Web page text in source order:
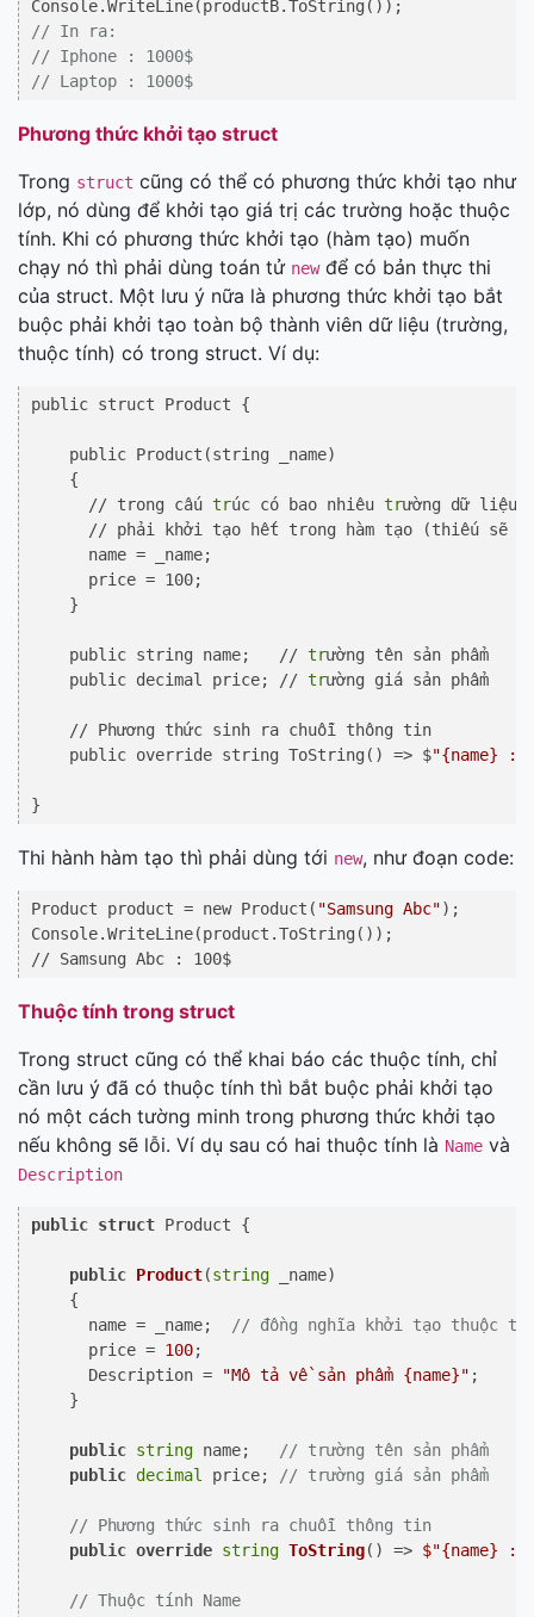
// In ra:
// Iphone : 1000$
// Laptop : 1000$
Phương thức khởi tạo struct
Trong struct cũng có thể có phương thức khởi tạo như
lớp, nó dùng để khởi tạo giá trị các trường hoặc thuộc
tính. Khi có phương thức khởi tạo (hàm tạo) muốn
chạy nó thì phải dùng toán tử newđể có bản thực thi
của struct. Một lưu ý nữa là phương thức khởi tạo bắt
buộc phải khởi tạo toàn bộ thành viên dữ liệu (trường,
thuộc tính) có trong struct. Ví dụ:
public struct Product {
    public Product(string _name)
    {
      // trong cấu
trúc có bao nhiêu trường dữ
// phải khởi tạo hết trong hàm tạo (thiếu sẽ
      name = _name;
      price = 100;
    }
    public string name;   //
trường tên sản phẩm
    public decimal price; //
trường giá sản phẩm
    // Phương thức sinh ra chuỗi thông tin
    public override string ToString() => $
"{name} :
Thi hành hàm tạo thì phải dùng tới new, như đoạn code:
Product product = new Product( "Samsung Abc");
Console.WriteLine(product.ToString());
Thuộc tính trong struct
Trong struct cũng có thể khai báo các thuộc tính, chỉ
cần lưu ý đã có thuộc tính thì bắt buộc phải khởi tạo
nó một cách tường minh trong phương thức khởi tạo
nếu không sẽ lỗi. Ví dụ sau có hai thuộc tính là Name và
Description
public struct Product {
public Product(string _name)
    {
      name = _name;
// đồng nghĩa khởi tạo thuộc
      price =
100;
      Description =
"Mô tả về sản phẩm {name}" ;
    }
public string name;
// trường tên sản phẩm
public decimal price; // trường giá sản phẩm
// Phương thức sinh ra chuỗi thông tin
public override string ToString() => $"{name} :
// Thuộc tính Name